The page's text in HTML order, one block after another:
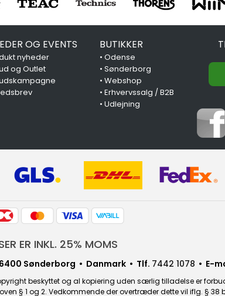
OG EVENTS
nyheder
og Outlet
BUTIKKER
•Odense
•Sønderborg
•Webshop
•Erhvervssalg / B2B
•Udlejning
ER INKL. 25% MOMS
Sønderborg • Danmark • Tlf. 7442 1078 • E-
beskyttet og al kopiering uden særlig tilladelse er
§ 1 og 2. Vedkommende der overtræder dette vil iflg. §